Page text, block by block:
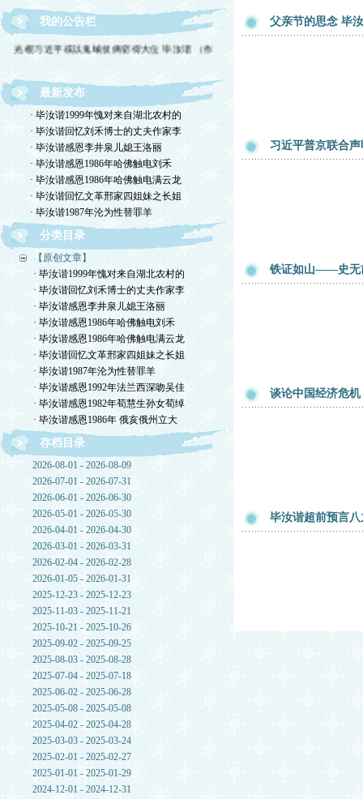
我的公告栏
光棍习近平或以鬼蜮伎俩窃得大位 毕汝谐 （作
最新发布
· 毕汝谐1999年愧对来自湖北农村的
· 毕汝谐回忆刘禾博士的丈夫作家李
· 毕汝谐感恩李井泉儿媳王洛丽
· 毕汝谐感恩1986年哈佛触电刘禾
· 毕汝谐感恩1986年哈佛触电满云龙
· 毕汝谐回忆文革邢家四姐妹之长姐
· 毕汝谐1987年沦为性替罪羊
分类目录
【原创文章】
· 毕汝谐1999年愧对来自湖北农村的
· 毕汝谐回忆刘禾博士的丈夫作家李
· 毕汝谐感恩李井泉儿媳王洛丽
· 毕汝谐感恩1986年哈佛触电刘禾
· 毕汝谐感恩1986年哈佛触电满云龙
· 毕汝谐回忆文革邢家四姐妹之长姐
· 毕汝谐1987年沦为性替罪羊
· 毕汝谐感恩1992年法兰西深吻吴佳
· 毕汝谐感恩1982年荀慧生孙女荀绰
· 毕汝谐感恩1986年 俄亥俄州立大
存档目录
2026-08-01 - 2026-08-09
2026-07-01 - 2026-07-31
2026-06-01 - 2026-06-30
2026-05-01 - 2026-05-30
2026-04-01 - 2026-04-30
2026-03-01 - 2026-03-31
2026-02-04 - 2026-02-28
2026-01-05 - 2026-01-31
2025-12-23 - 2025-12-23
2025-11-03 - 2025-11-21
2025-10-21 - 2025-10-26
2025-09-02 - 2025-09-25
2025-08-03 - 2025-08-28
2025-07-04 - 2025-07-18
2025-06-02 - 2025-06-28
2025-05-08 - 2025-05-08
2025-04-02 - 2025-04-28
2025-03-03 - 2025-03-24
2025-02-01 - 2025-02-27
2025-01-01 - 2025-01-29
2024-12-01 - 2024-12-31
父亲节的思念 毕
习近平普京联合
铁证如山——史无
谈论中国经济危
毕汝谐超前预言